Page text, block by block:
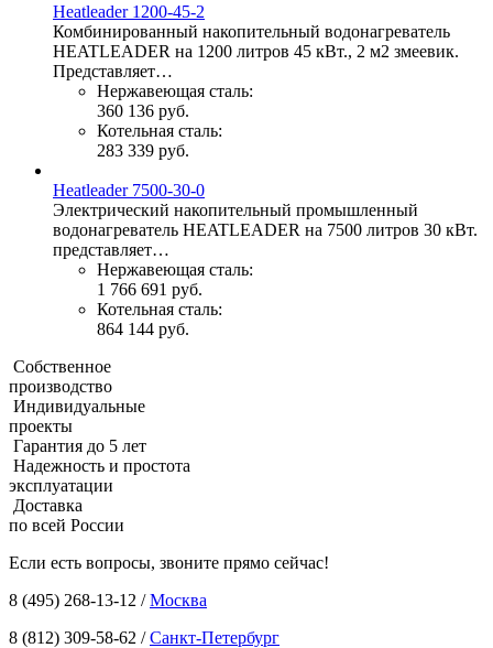
Heatleader 1200-45-2
Комбинированный накопительный водонагреватель
HEATLEADER на 1200 литров 45 кВт., 2 м2 змеевик.
Представляет…
Нержавеющая сталь:
360 136 руб.
Котельная сталь:
283 339 руб.
Heatleader 7500-30-0
Электрический накопительный промышленный
водонагреватель HEATLEADER на 7500 литров 30 кВт.
представляет…
Нержавеющая сталь:
1 766 691 руб.
Котельная сталь:
864 144 руб.
Собственное
производство
Индивидуальные
проекты
Гарантия до 5 лет
Надежность и простота
эксплуатации
Доставка
по всей России
Если есть вопросы, звоните прямо сейчас!
8 (495) 268-13-12 /Москва
8 (812) 309-58-62 /Санкт-Петербург